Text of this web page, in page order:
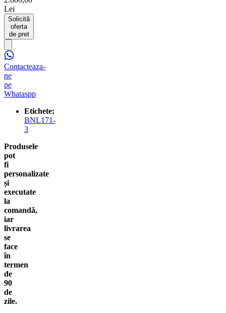
Lei
Solicită
oferta
de pret
Contacteaza-
ne
pe
Whataspp
Etichete:
BNL171-
3
Produsele
pot
fi
personalizate
și
executate
la
comandă,
iar
livrarea
se
face
în
termen
de
90
de
zile.